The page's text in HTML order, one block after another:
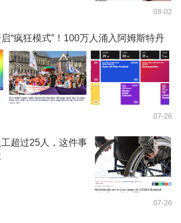
08-02
“疯狂模式”！100万人涌入阿姆斯特丹
07-26
超过25人，这件事
07-26